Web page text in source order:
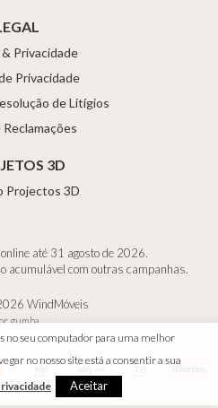
Privacidade
Privacidade
de Litígios
3D
Projectos 3D
até 31 agosto de 2026.
acumulável com outras campanhas.
WindMóveis
gumba.
no seu computador para uma melhor
no nosso site está a consentir a sua
Aceitar